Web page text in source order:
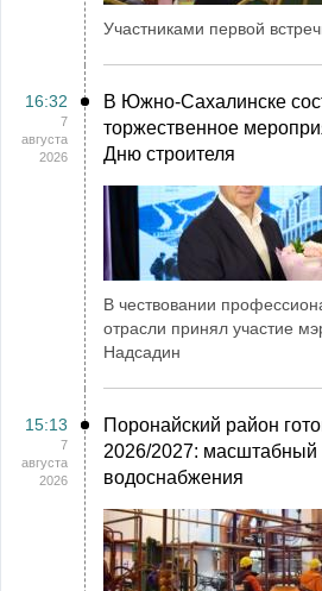
Участниками первой
16:32
7
августа
2026
В Южно-Сахалинске
торжественное
Дню строителя
В чествовании
отрасли принял участие
Надсадин
15:13
7
августа
2026
Поронайский район
2026/2027: масштабный
водоснабжения